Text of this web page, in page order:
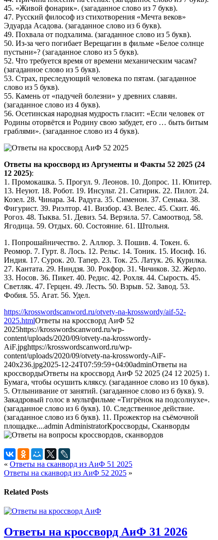
45. «Живой фонарик». (загаданное слово из 7 букв).
47. Русский философ из стихотворения «Мечта веков»
Эдуарда Асадова. (загаданное слово из 6 букв).
49. Похвала от подхалима. (загаданное слово из 5 букв).
50. Из-за чего погибает Верещагин в фильме «Белое солнце
пустыни»? (загаданное слово из 5 букв).
52. Что требуется время от времени механическим часам?
(загаданное слово из 5 букв).
53. Страх, преследующий человека по пятам. (загаданное
слово из 5 букв).
55. Камень от «падучей болезни» у древних славян.
(загаданное слово из 4 букв).
56. Осетинская народная мудрость гласит: «Если человек от
Родины оторвётся и Родину свою забудет, его … быть битым
граблями». (загаданное слово из 4 букв).
Ответы на кроссворд из Аргументы и Факты 52 2025 (24
12 2025):
1. Промокашка. 5. Прогул. 9. Леонов. 10. Допрос. 11. Юпитер.
13. Неуют. 18. Робот. 19. Инсульт. 21. Сатирик. 22. Пилот. 24.
Козел. 28. Чинара. 34. Радуга. 35. Сименон. 37. Сенька. 38.
Фигурист. 39. Риэлтор. 41. Визбор. 43. Велес. 45. Скит. 46.
Рогоз. 48. Тыква. 51. Девиз. 54. Верзила. 57. Самоотвод. 58.
Ягодица. 59. Отдых. 60. Состояние. 61. Штольня.
1. Попрошайничество. 2. Аллюр. 3. Пошив. 4. Токен. 6.
Реомюр. 7. Гурт. 8. Лось. 12. Рельс. 14. Тоник. 15. Иосиф. 16.
Индия. 17. Сурок. 20. Тапер. 23. Ток. 25. Латук. 26. Курилка.
27. Кантата. 29. Ниндзя. 30. Рокфор. 31. Чичиков. 32. Жерло.
33. Носов. 36. Пикет. 40. Редис. 42. Рохля. 44. Сырость. 45.
Светляк. 47. Герцен. 49. Лесть. 50. Взрыв. 52. Завод. 53.
Фобия. 55. Агат. 56. Удел.
https://krosswordscanword.ru/otvety-na-krosswordy/aif-52-
2025.htmlОтветы на кроссворд АиФ 52
2025https://krosswordscanword.ru/wp-
content/uploads/2020/09/otvety-na-krosswordy-
AiF.jpghttps://krosswordscanword.ru/wp-
content/uploads/2020/09/otvety-na-krosswordy-AiF-
240x236.jpg2025-12-24T07:59:59+04:00adminОтветы на
кроссвордыОтветы на кроссворд АиФ 52 2025 (24 12 2025) 1.
Бумага, чтобы осушить кляксу. (загаданное слово из 10 букв).
5. Отлынивание от занятий. (загаданное слово из 6 букв). 9.
Закадровый голос в мультфильме «Тигрёнок на подсолнухе».
(загаданное слово из 6 букв). 10. Следственное действие.
(загаданное слово из 6 букв). 11. Прожектор на съёмочной
площадке....admin AdministratorКроссворды, Сканворды
« Ответы на сканворд из АиФ 51 2025
Ответы на сканворд из АиФ 52 2025 »
Related Posts
Ответы на кроссворд АиФ 31 2026